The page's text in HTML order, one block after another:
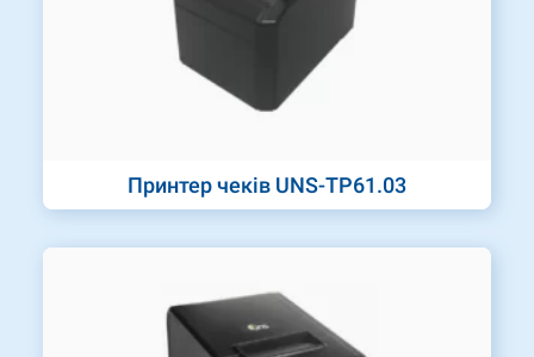
Принтер чеків UNS-TP61.03